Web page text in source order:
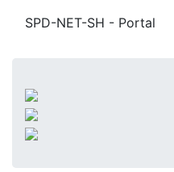
SPD-NET-SH - Portal